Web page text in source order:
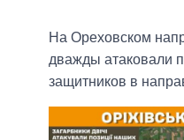
На Ореховском
дважды атаковали
защитников в